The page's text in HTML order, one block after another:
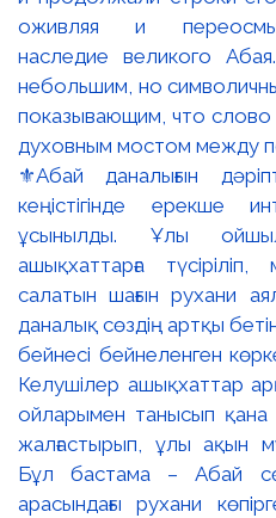
⚜️Абай даналығын
кеңістігінде ерекше
ұсынылды. Ұлы
ашықхаттарға
салатын шағын рухани
даналық сөздің артқы
бейнесі бейнеленген
Келушілер ашықхаттар
ойларымен танысып
жалғастырып, ұлы ақын
Бұл бастама – Абай
арасындағы рухани